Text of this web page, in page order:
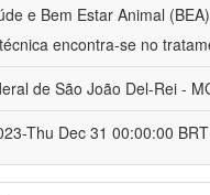
e Bem Estar Animal
encontra-se no
de São João Del-Rei -
Thu Dec 31 00:00:00